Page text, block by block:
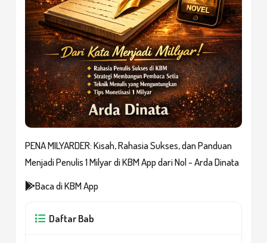
PENA MILYARDER: Kisah, Rahasia Sukses, dan Panduan
Menjadi Penulis 1 Milyar di KBM App dari Nol - Arda Dinata
Baca di KBM App
Daftar Bab